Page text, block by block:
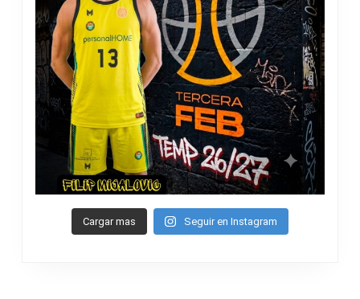
Cargar mas Seguir en Instagram